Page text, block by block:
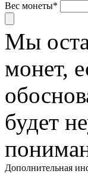
Вес монеты*
Мы
монет,
будет
Дополнительная